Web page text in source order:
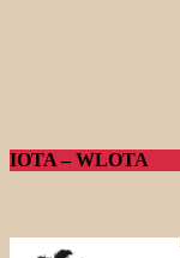
IOTA – WLOTA